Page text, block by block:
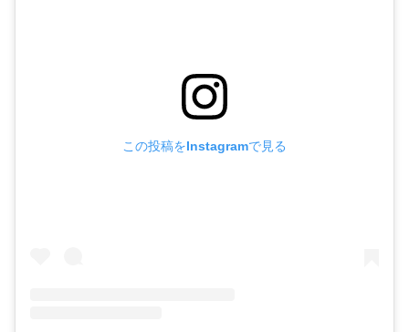
この投稿をInstagramで見る